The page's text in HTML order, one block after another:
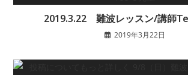
2019.3.22 難波レッスン/講師
2019年3月22日